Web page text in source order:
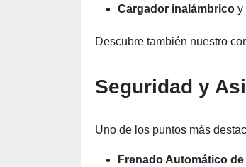
Cargador inalámbrico y
Descubre también nuestro
Seguridad y
Uno de los puntos más
Frenado Automático